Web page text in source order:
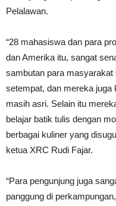
Pelalawan.
“28 mahasiswa dan para
dan Amerika itu, sangat
sambutan para masyarakat
setempat, dan mereka
masih asri. Selain itu
belajar batik tulis dengan
berbagai kuliner yang
ketua XRC Rudi Fajar.
“Para pengunjung juga
panggung di